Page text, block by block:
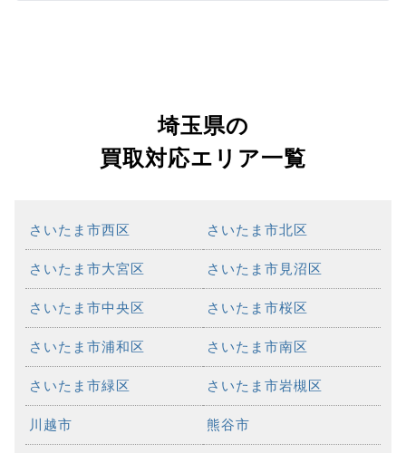
埼玉県の
買取対応エリア一覧
さいたま市西区 さいたま市北区
さいたま市大宮区 さいたま市見沼区
さいたま市中央区 さいたま市桜区
さいたま市浦和区 さいたま市南区
さいたま市緑区 さいたま市岩槻区
川越市 熊谷市